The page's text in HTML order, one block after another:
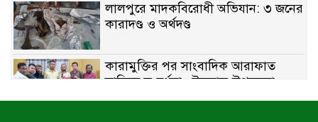
লালপুরে মাদকবিরোধী অভিযান: ৩ জনের
কারাদণ্ড ও অর্থদণ্ড
কারামুক্তির পর সাংবাদিক আরাফাত
সানিকে সংবর্ধনা, টেকনাফ উপজেলা
প্রেসক্লাবের ফুলেল শুভেচ্ছা